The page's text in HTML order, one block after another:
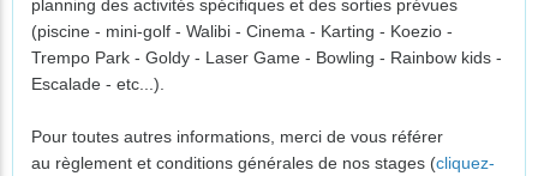
planning des activités spécifiques et des sorties prévues
(piscine - mini-golf - Walibi - Cinema - Karting - Koezio -
Trempo Park - Goldy - Laser Game - Bowling - Rainbow kids -
Escalade - etc...).
Pour toutes autres informations, merci de vous référer
au règlement et conditions générales de nos stages (cliquez-